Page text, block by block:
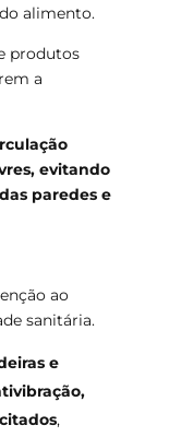
alimento.
produtos
a
evitando
paredes e
ao
sanitária.
e
,